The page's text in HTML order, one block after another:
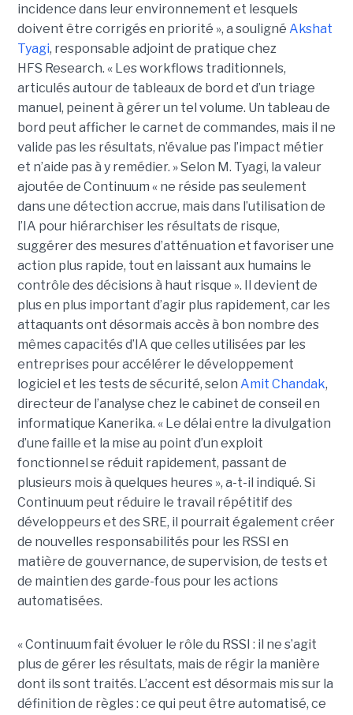
incidence dans leur environnement et lesquels
doivent être corrigés en priorité », a souligné Akshat
Tyagi, responsable adjoint de pratique chez
HFS Research. « Les workflows traditionnels,
articulés autour de tableaux de bord et d’un triage
manuel, peinent à gérer un tel volume. Un tableau de
bord peut afficher le carnet de commandes, mais il ne
valide pas les résultats, n’évalue pas l’impact métier
et n’aide pas à y remédier. »Selon M. Tyagi, la valeur
ajoutée de Continuum « ne réside pas seulement
dans une détection accrue, mais dans l’utilisation de
l’IA pour hiérarchiser les résultats de risque,
suggérer des mesures d’atténuation et favoriser une
action plus rapide, tout en laissant aux humains le
contrôle des décisions à haut risque ». Il devient de
plus en plus important d’agir plus rapidement, car les
attaquants ont désormais accès à bon nombre des
mêmes capacités d’IA que celles utilisées par les
entreprises pour accélérer le développement
logiciel et les tests de sécurité, selon Amit Chandak,
directeur de l’analyse chez le cabinet de conseil en
informatique Kanerika. « Le délai entre la divulgation
d’une faille et la mise au point d’un exploit
fonctionnel se réduit rapidement, passant de
plusieurs mois à quelques heures », a-t-il indiqué. Si
Continuum peut réduire le travail répétitif des
développeurs et des SRE, il pourrait également créer
de nouvelles responsabilités pour les RSSI en
matière de gouvernance, de supervision, de tests et
de maintien des garde-fous pour les actions
automatisées.
« Continuum fait évoluer le rôle du RSSI : il ne s’agit
plus de gérer les résultats, mais de régir la manière
dont ils sont traités. L’accent est désormais mis sur la
définition de règles : ce qui peut être automatisé, ce